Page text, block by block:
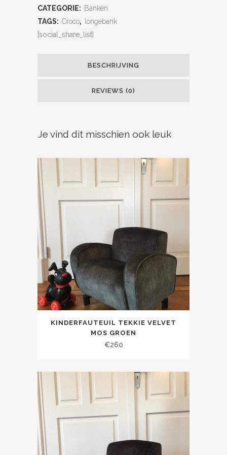
CATEGORIE: Banken
TAGS: Croco,
longebank
[social_share_list]
BESCHRIJVING
REVIEWS (0)
Je vind dit misschien ook leuk
KINDERFAUTEUIL TEKKIE VELVET
MOS GROEN
€260